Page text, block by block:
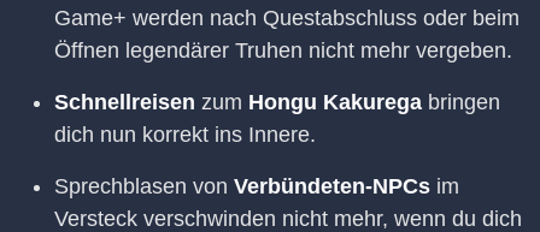
Game+ werden nach Questabschluss oder beim
Öffnen legendärer Truhen nicht mehr vergeben.
Schnellreisen zum Hongu Kakurega bringen
dich nun korrekt ins Innere.
Sprechblasen von Verbündeten-NPCs im
Versteck verschwinden nicht mehr, wenn du dich